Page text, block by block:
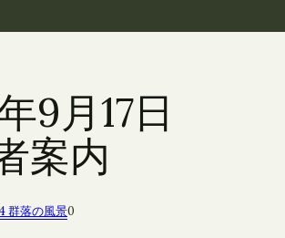
9月17日
案内
群落の風景0